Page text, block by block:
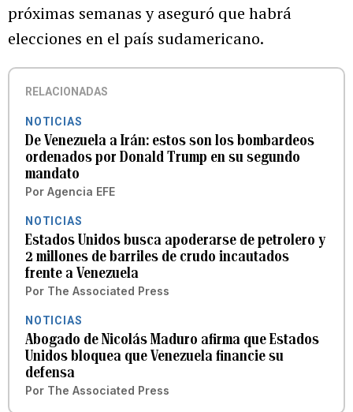
próximas semanas y aseguró que habrá
elecciones en el país sudamericano.
RELACIONADAS
NOTICIAS
De Venezuela a Irán: estos son los bombardeos
ordenados por Donald Trump en su segundo
mandato
Por Agencia EFE
NOTICIAS
Estados Unidos busca apoderarse de petrolero y
2 millones de barriles de crudo incautados
frente a Venezuela
Por The Associated Press
NOTICIAS
Abogado de Nicolás Maduro afirma que Estados
Unidos bloquea que Venezuela financie su
defensa
Por The Associated Press